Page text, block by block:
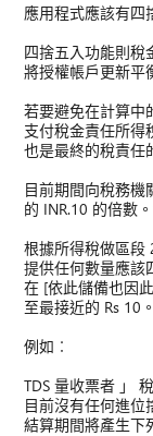
應用程式應該有四
四捨五入功能則稅
將授權帳戶更新平
若要避免在計算中
支付稅金責任所得
也是最終的稅責任
目前期間向稅務機
的 INR.10 的倍數
根據所得稅做區段
提供任何數量應該
在 [依此儲備也因
至最接近的 Rs 10。
例如︰
TDS 量收票者 」
目前沒有任何進位
結算期間將產生下